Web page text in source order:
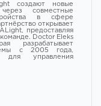
создают новые
совместные
в сфере
открывает
предоставляя
Doctor Eleks
разрабатывает
с 2005 года,
для управления